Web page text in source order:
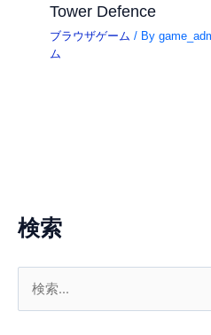
検索
Tower Defence
ブラウザゲーム / By
ム